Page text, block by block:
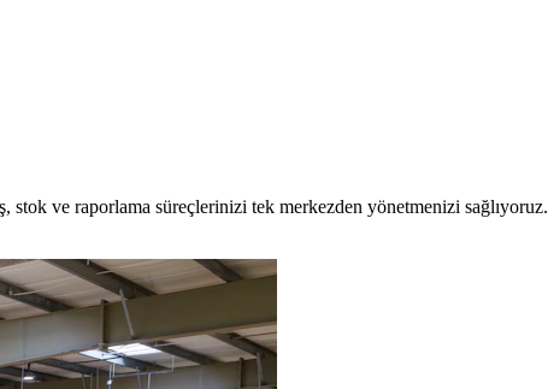
stok ve raporlama süreçlerinizi tek merkezden yönetmenizi sağlıyoruz.